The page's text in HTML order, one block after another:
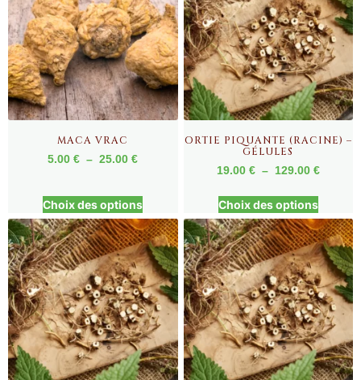
MACA VRAC
5.00€ – 25.00€
Choix des options
ORTIE PIQUANTE (RACINE) –
GÉLULES
19.00 € – 129.00 €
Choix des options